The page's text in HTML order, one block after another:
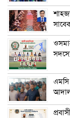
এম‌সি